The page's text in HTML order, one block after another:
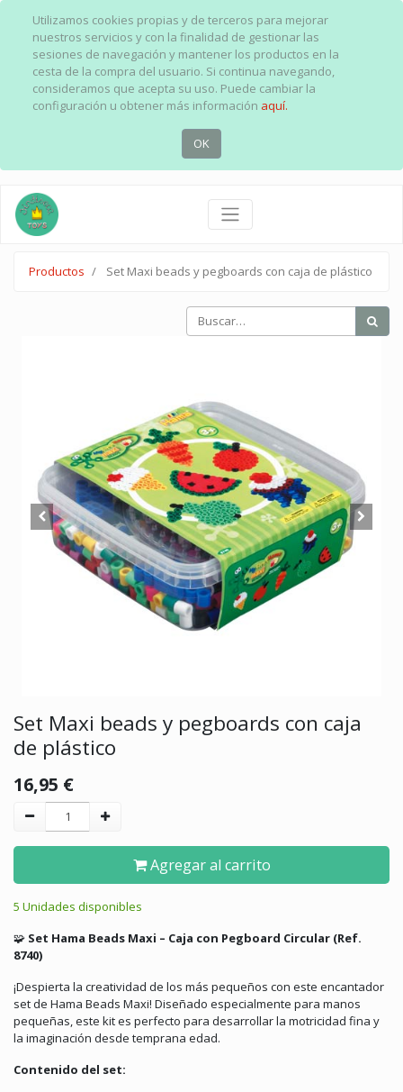
Utilizamos cookies propias y de terceros para mejorar
nuestros servicios y con la finalidad de gestionar las
sesiones de navegación y mantener los productos en la
cesta de la compra del usuario. Si continua navegando,
consideramos que acepta su uso. Puede cambiar la
configuración u obtener más información aquí.
OK
Productos Set Maxi beads y pegboards con caja de plástico
Set Maxi beads y pegboards con caja
de plástico
16,95 €
Agregar al carrito
5 Unidades disponibles
🧩 Set Hama Beads Maxi – Caja con Pegboard Circular (Ref.
8740)
¡Despierta la creatividad de los más pequeños con este encantador
set de Hama Beads Maxi! Diseñado especialmente para manos
pequeñas, este kit es perfecto para desarrollar la motricidad fina y
la imaginación desde temprana edad.
Contenido del set: